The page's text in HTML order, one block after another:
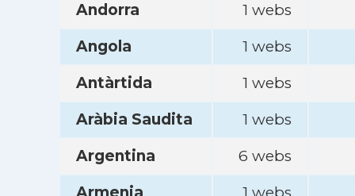
Andorra
1 webs
Angola
1 webs
Antàrtida
1 webs
Aràbia Saudita
1 webs
Argentina
6 webs